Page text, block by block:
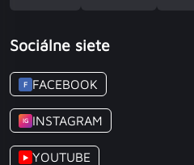
Sociálne siete
F FACEBOOK
IG INSTAGRAM
▶ YOUTUBE